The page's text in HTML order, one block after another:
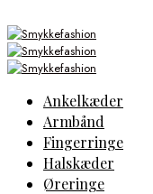
Ankelkæder
Armbånd
Fingerringe
Halskæder
Øreringe